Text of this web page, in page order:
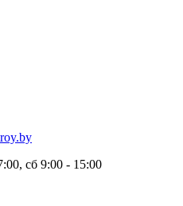
сб 9:00 - 15:00